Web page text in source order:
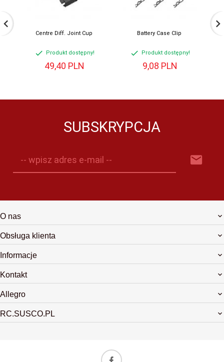
Centre Diff. Joint Cup
Produkt dostępny!
49,40 PLN
Battery Case Clip
Produkt dostępny!
9,08 PLN
SUBSKRYPCJA
-- wpisz adres e-mail --
O nas
Obsługa klienta
Informacje
Kontakt
Allegro
RC.SUSCO.PL